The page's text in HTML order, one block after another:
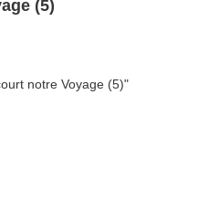
(5)